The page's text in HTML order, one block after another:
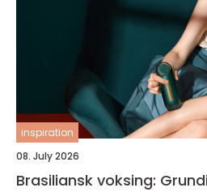
inspiration
08. July 2026
Brasiliansk voksing: